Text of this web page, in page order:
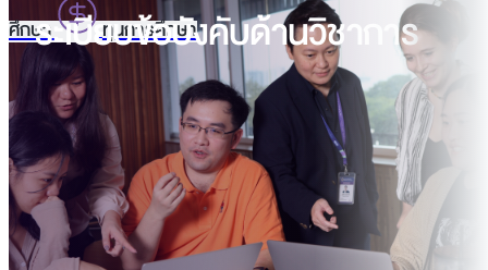
ศึกษา
ทุนการศึกษา
ระเบียบข้อบังคับด้านวิชาการ